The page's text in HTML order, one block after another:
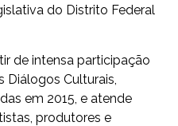
do Distrito Federal
de intensa participação
Culturais,
em 2015, e atende
produtores e